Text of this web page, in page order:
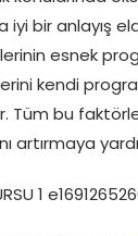
bir anlayış
esnek
kendi
Tüm bu
artırmaya